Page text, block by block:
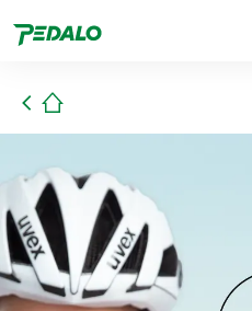
1
Startseite